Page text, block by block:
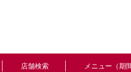
店舗検索
メニュー（期